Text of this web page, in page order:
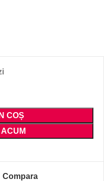
COȘ
Compara